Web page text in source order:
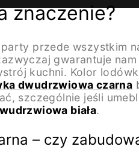
znaczenie?
przede wszystkim
gwarantuje
kuchni. Kolor
dwudrzwiowa czarna
szczególnie jeśli
biała.
– czy